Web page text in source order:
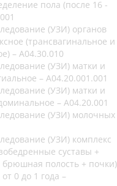
пола (после 16 -
(УЗИ) органов
(трансвагинальное и
– A04.30.010
(УЗИ) матки и
– A04.20.001.001
(УЗИ) матки и
– A04.20.001
(УЗИ) молочных
(УЗИ) комплекс
суставы +
полость + почки)
0 до 1 года –